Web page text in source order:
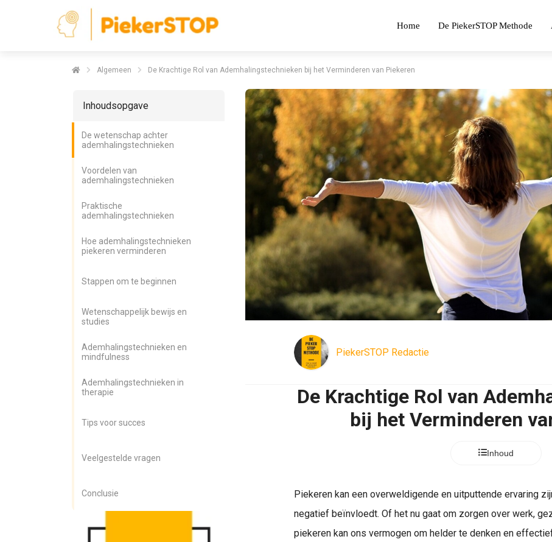
Home De PiekerSTOP Methode
Algemeen De Krachtige Rol van Ademhalingstechnieken bij het Verminderen van Piekeren
Inhoudsopgave
De wetenschap achter
ademhalingstechnieken
Voordelen van
ademhalingstechnieken
Praktische
ademhalingstechnieken
Hoe ademhalingstechnieken
piekeren verminderen
Stappen om te beginnen
Wetenschappelijk bewijs en
studies
Ademhalingstechnieken en
mindfulness
Ademhalingstechnieken in
therapie
Tips voor succes
Veelgestelde vragen
Conclusie
PiekerSTOP Redactie
De Krachtige Rol van
bij het Verminderen
Inhoud
Piekeren kan een overweldigende en uitputtende ervaring
negatief beïnvloedt. Of het nu gaat om zorgen over werk,
piekeren kan ons vermogen om helder te denken en